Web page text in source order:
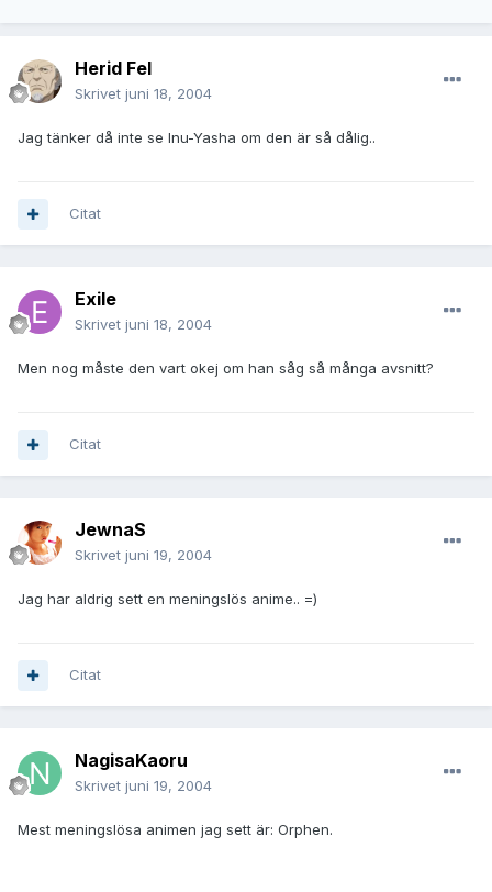
Herid Fel
Skrivet juni 18, 2004
Jag tänker då inte se Inu-Yasha om den är så dålig..
Citat
Exile
Skrivet juni 18, 2004
Men nog måste den vart okej om han såg så många avsnitt?
Citat
JewnaS
Skrivet juni 19, 2004
Jag har aldrig sett en meningslös anime.. =)
Citat
NagisaKaoru
Skrivet juni 19, 2004
Mest meningslösa animen jag sett är: Orphen.